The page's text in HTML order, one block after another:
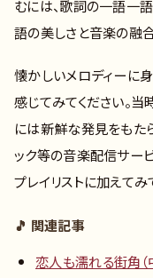
むには、歌詞の一語一
語の美しさと音楽の融
懐かしいメロディーに
感じてみてください。
には新鮮な発見をもた
ック等の音楽配信サー
プレイリストに加えてみ
🎵 関連記事
恋人も濡れる街角